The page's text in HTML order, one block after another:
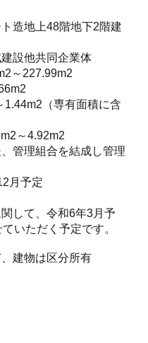
造地上48階地下2階建
設他共同企業体
～227.99m2
1.44m2（専有面積に含
～4.92m2
管理組合を結成し管理
月予定
して、令和6年3月予
いただく予定です。
建物は区分所有